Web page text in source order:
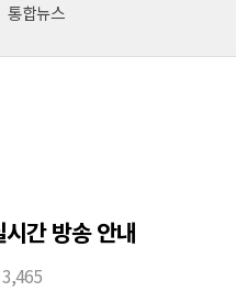
통합뉴스
간 방송 안내
3,465